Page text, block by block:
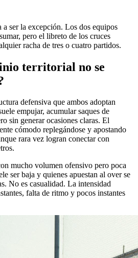
a ser la excepción. Los dos equipos
pero el libreto de los cruces
racha de tres o cuatro partidos.
territorial no se
defensiva que ambos adoptan
empujar, acumular saques de
sin generar ocasiones claras. El
cómodo replegándose y apostando
rara vez logran conectar con
mucho volumen ofensivo pero poca
ser baja y quienes apuestan al over se
No es casualidad. La intensidad
falta de ritmo y pocos instantes